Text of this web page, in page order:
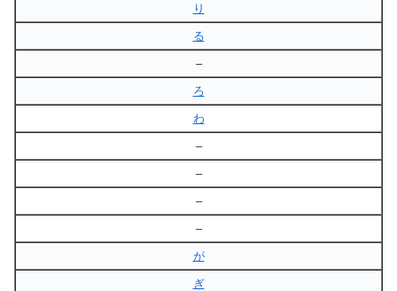
り
る
–
ろ
わ
–
–
–
–
が
ぎ